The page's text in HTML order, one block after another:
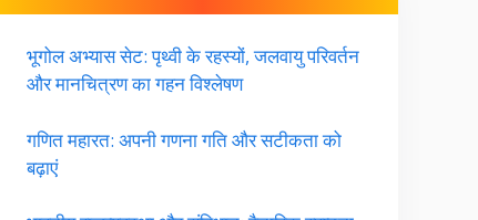
भूगोल अभ्यास सेट: पृथ्वी के रहस्यों, जलवायु परिवर्तन
और मानचित्रण का गहन विश्लेषण
गणित महारत: अपनी गणना गति और सटीकता को
बढ़ाएं